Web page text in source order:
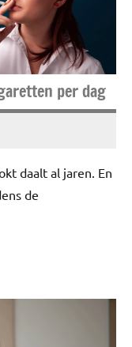
per dag
daalt al jaren. En
de